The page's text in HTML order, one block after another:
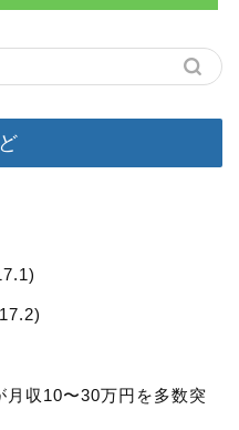
月収10〜30万円を多数突